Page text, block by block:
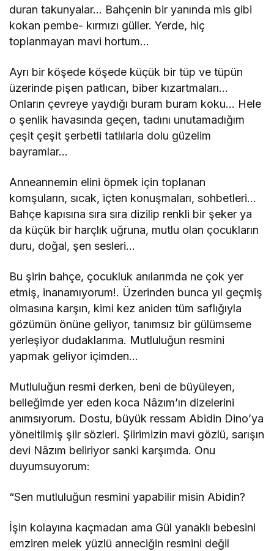
duran takunyalar… Bahçenin bir yanında mis gibi
kokan pembe- kırmızı güller. Yerde, hiç
toplanmayan mavi hortum…
Ayrı bir köşede köşede küçük bir tüp ve tüpün
üzerinde pişen patlıcan, biber kızartmaları…
Onların çevreye yaydığı buram buram koku… Hele
o şenlik havasında geçen, tadını unutamadığım
çeşit çeşit şerbetli tatlılarla dolu güzelim
bayramlar…
Anneannemin elini öpmek için toplanan
komşuların, sıcak, içten konuşmaları, sohbetleri…
Bahçe kapısına sıra sıra dizilip renkli bir şeker ya
da küçük bir harçlık uğruna, mutlu olan çocukların
duru, doğal, şen sesleri…
Bu şirin bahçe, çocukluk anılarımda ne çok yer
etmiş, inanamıyorum!. Üzerinden bunca yıl geçmiş
olmasına karşın, kimi kez aniden tüm saflığıyla
gözümün önüne geliyor, tanımsız bir gülümseme
yerleşiyor dudaklarıma. Mutluluğun resmini
yapmak geliyor içimden…
Mutluluğun resmi derken, beni de büyüleyen,
belleğimde yer eden koca Nâzım’ın dizelerini
anımsıyorum. Dostu, büyük ressam Abidin Dino’ya
yöneltilmiş şiir sözleri. Şiirimizin mavi gözlü, sarışın
devi Nâzım beliriyor sanki karşımda. Onu
duyumsuyorum:
“Sen mutluluğun resmini yapabilir misin Abidin?
İşin kolayına kaçmadan ama Gül yanaklı bebesini
emziren melek yüzlü anneciğin resmini değil